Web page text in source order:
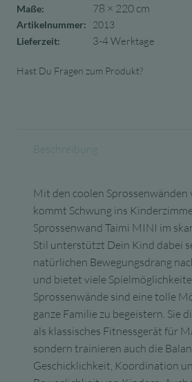
Maße:
78 × 220 cm
Artikelnummer:
2013
Lieferzeit:
3-4 Werktage
Hast Du Fragen zum Produkt?
Beschreibung
Mit den coolen
kommt Schwung ins
Sprossenwand Taimi MINI im
Stil unterstützt Dein Kind dabei
natürlichen Bewegungsdrang
und bietet viele
Sprossenwände sind eine tolle
ganze Familie zu begeistern. Sie
als klassisches Fitnessgerät für
sondern trainieren auch die
Geschicklichkeit, Koordination